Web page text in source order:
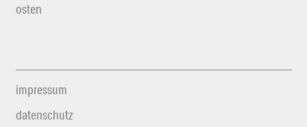
osten
impressum
datenschutz